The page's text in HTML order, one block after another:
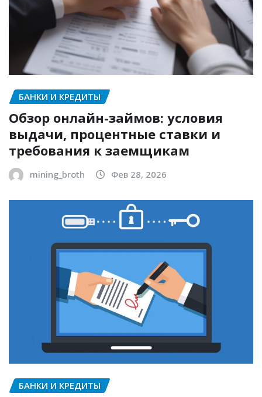
БАНКИ И КРЕДИТЫ
Обзор онлайн-займов: условия
выдачи, процентные ставки и
требования к заемщикам
mining_broth Фев 28, 2026
БАНКИ И КРЕДИТЫ